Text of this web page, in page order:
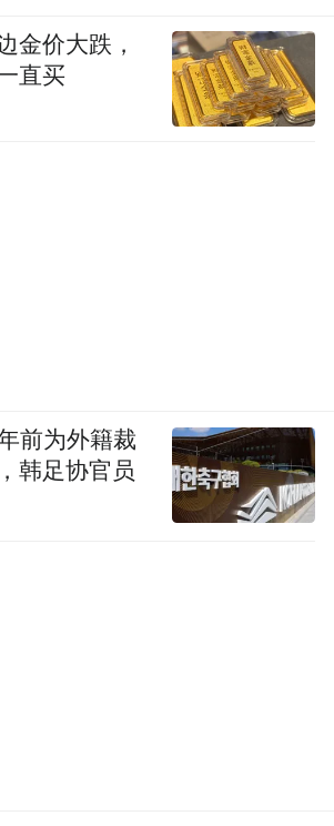
金价大跌，
直买
前为外籍裁
韩足协官员